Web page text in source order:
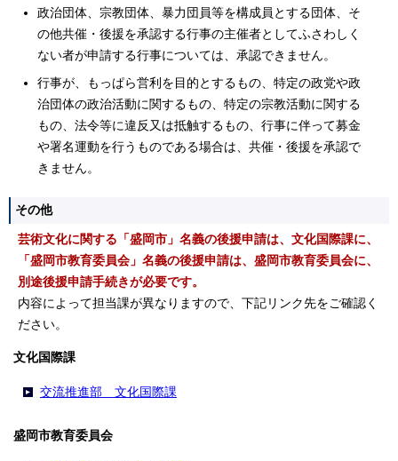
政治団体、宗教団体、暴力団員等を構成員とする団体、そ
の他共催・後援を承認する行事の主催者としてふさわしく
ない者が申請する行事については、承認できません。
行事が、もっぱら営利を目的とするもの、特定の政党や政
治団体の政治活動に関するもの、特定の宗教活動に関する
もの、法令等に違反又は抵触するもの、行事に伴って募金
や署名運動を行うものである場合は、共催・後援を承認で
きません。
その他
芸術文化に関する「盛岡市」名義の後援申請は、文化国際課に、
「盛岡市教育委員会」名義の後援申請は、盛岡市教育委員会に、
別途後援申請手続きが必要です。
内容によって担当課が異なりますので、下記リンク先をご確認く
ださい。
文化国際課
交流推進部 文化国際課
盛岡市教育委員会